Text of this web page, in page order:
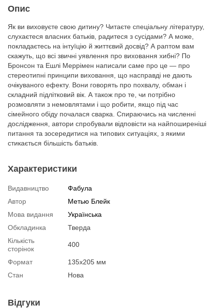
Опис
Як ви виховуєте свою дитину? Читаєте спеціальну літературу,
слухаєтеся власних батьків, радитеся з сусідами? А може,
покладаєтесь на інтуїцію й життєвий досвід? А раптом вам
скажуть, що всі звичні уявлення про виховання хибні? По
Бронсон та Ешлі Меррімен написали саме про це — про
стереотипні принципи виховання, що насправді не дають
очікуваного ефекту. Вони говорять про похвалу, обман і
складний підлітковий вік. А також про те, чи потрібно
розмовляти з немовлятами і що робити, якщо під час
сімейного обіду почалася сварка. Спираючись на численні
дослідження, автори спробували відповісти на найпоширеніші
питання та зосередитися на типових ситуаціях, з якими
стикається більшість батьків.
Характеристики
Видавництво
Фабула
Автор
Метью Блейк
Мова видання
Українська
Обкладинка
Тверда
Кількість
сторінок
400
Формат
135х205 мм
Стан
Нова
Відгуки